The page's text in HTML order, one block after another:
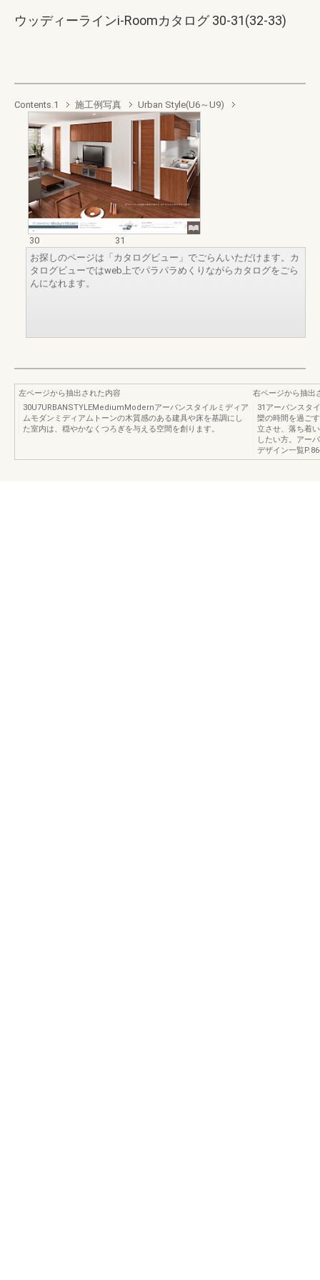
ウッディーラインi-Roomカタログ 30-31(32-33)
Contents.1 施工例写真 Urban Style(U6～U9)
30
31
お探しのページは「カタログビュー」でごらんいただけます。カ
タログビューではweb上でパラパラめくりながらカタログをごら
んになれます。
左ページから抽出された内容
30U7URBANSTYLEMediumModernアーバンスタイルミディア
ムモダンミディアムトーンの木質感のある建具や床を基調にし
た室内は、穏やかなくつろぎを与える空間を創ります。
右ページから抽出
31アーバンスタ
欒の時間を過ご
立させ、落ち着
したい方。アー
デザイン一覧